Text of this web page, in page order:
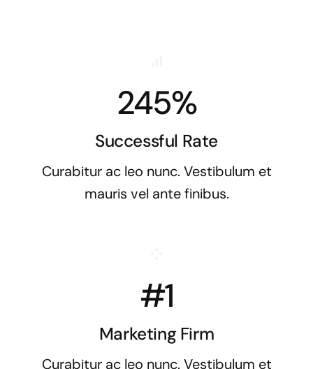
245%
Successful Rate
Curabitur ac leo nunc. Vestibulum et
mauris vel ante finibus.
#1
Marketing Firm
Curabitur ac leo nunc. Vestibulum et